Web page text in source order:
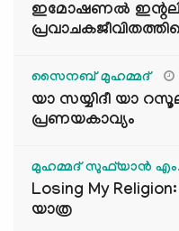
ഇമോഷണൽ
സൈനബ് മുഹമ്മദ്
യാ സയ്യിദീ യാ
പ്രണയകാവ്യം
മുഹമ്മദ് സുഫ്‌യാൻ
Losing My
യാത്ര